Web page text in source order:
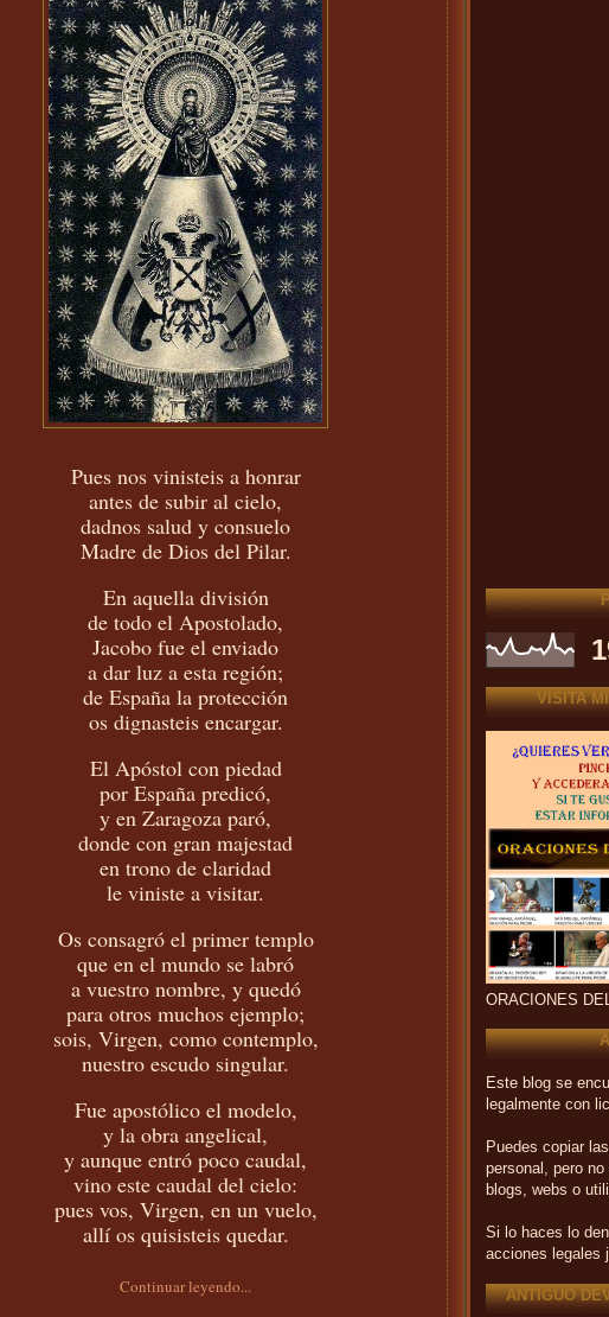
Pues nos vinisteis a honrar
antes de subir al cielo,
dadnos salud y consuelo
Madre de Dios del Pilar.
En aquella división
de todo el Apostolado,
Jacobo fue el enviado
a dar luz a esta región;
de España la protección
os dignasteis encargar.
El Apóstol con piedad
por España predicó,
y en Zaragoza paró,
donde con gran majestad
en trono de claridad
le viniste a visitar.
Os consagró el primer templo
que en el mundo se labró
a vuestro nombre, y quedó
para otros muchos ejemplo;
sois, Virgen, como contemplo,
nuestro escudo singular.
Fue apostólico el modelo,
y la obra angelical,
y aunque entró poco caudal,
vino este caudal del cielo:
pues vos, Virgen, en un vuelo,
allí os quisisteis quedar.
Continuar leyendo...
VISITA
ORACIONES
Este blog se
legalmente con
Puedes copiar
personal, pero
blogs, webs o
Si lo haces lo
acciones legales
ANTIGUO